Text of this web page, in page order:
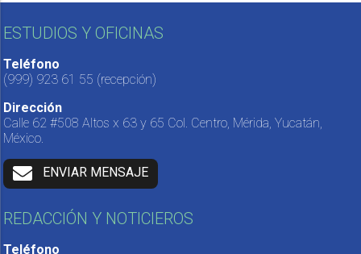
ESTUDIOS Y OFICINAS
Teléfono
(999) 923 61 55 (recepción)
Dirección
Calle 62 #508 Altos x 63 y 65 Col. Centro, Mérida, Yucatán,
México.
ENVIAR MENSAJE
REDACCIÓN Y NOTICIEROS
Teléfono